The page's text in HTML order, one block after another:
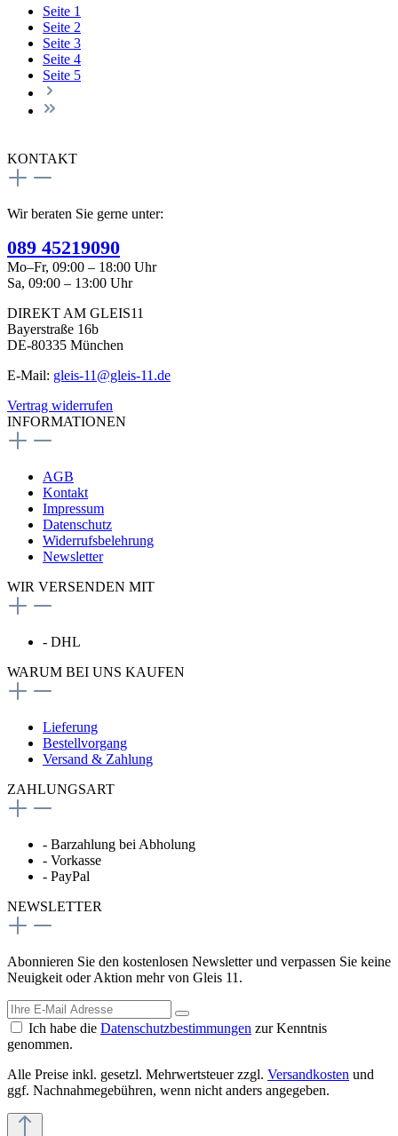
Seite 1
Seite 2
Seite 3
Seite 4
Seite 5
KONTAKT
Wir beraten Sie gerne unter:
089 45219090
Mo–Fr, 09:00 – 18:00 Uhr
Sa, 09:00 – 13:00 Uhr
DIREKT AM GLEIS11
Bayerstraße 16b
DE-80335 München
E-Mail: gleis-11@gleis-11.de
Vertrag widerrufen
INFORMATIONEN
AGB
Kontakt
Impressum
Datenschutz
Widerrufsbelehrung
Newsletter
WIR VERSENDEN MIT
- DHL
WARUM BEI UNS KAUFEN
Lieferung
Bestellvorgang
Versand & Zahlung
ZAHLUNGSART
- Barzahlung bei Abholung
- Vorkasse
- PayPal
NEWSLETTER
Abonnieren Sie den kostenlosen Newsletter und verpassen Sie keine
Neuigkeit oder Aktion mehr von Gleis 11.
Ich habe die Datenschutzbestimmungen zur Kenntnis
genommen.
Alle Preise inkl. gesetzl. Mehrwertsteuer zzgl. Versandkosten und
ggf. Nachnahmegebühren, wenn nicht anders angegeben.